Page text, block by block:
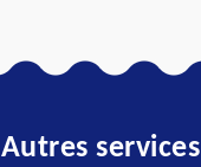
Autres services